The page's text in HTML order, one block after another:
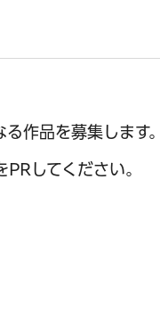
作品を募集します。
してください。